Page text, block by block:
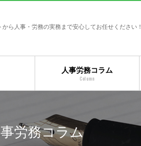
から人事・労務の実務まで安心してお任せください！
人事労務コラム
Column
労務コラム